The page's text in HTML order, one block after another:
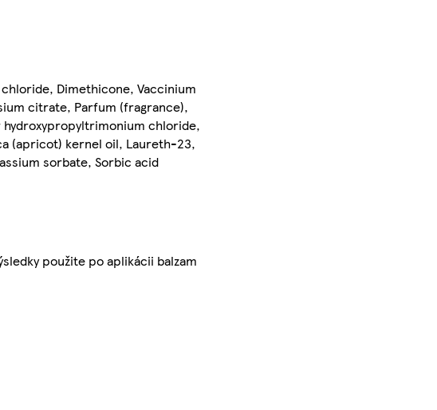
Dimethicone, Vaccinium
citrate, Parfum (fragrance),
hydroxypropyltrimonium chloride,
(apricot) kernel oil, Laureth-23,
sorbate, Sorbic acid
použite po aplikácii balzam